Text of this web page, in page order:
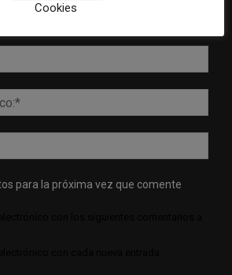
web:
para la próxima vez que comente
Cookies